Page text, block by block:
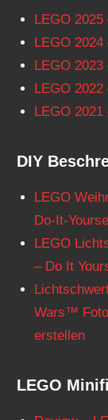
LEGO
LEGO
LEGO
LEGO
LEGO
DIY
LEGO
Do-It-
LEGO
– Do It
Wars™
erstellen
LEGO